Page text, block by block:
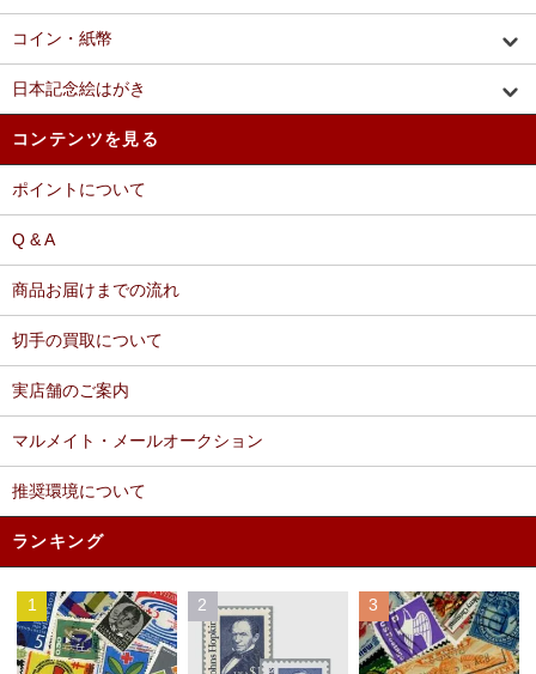
コイン・紙幣
日本記念絵はがき
コンテンツを見る
ポイントについて
Q & A
商品お届けまでの流れ
切手の買取について
実店舗のご案内
マルメイト・メールオークション
推奨環境について
ランキング
1 2 3